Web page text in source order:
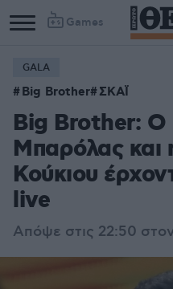
Games
GALA
Big Brother ΣΚΑΪ
Big Brother: Ο
Μπαρόλας και
Κούκιου
live
Απόψε στις 22:50